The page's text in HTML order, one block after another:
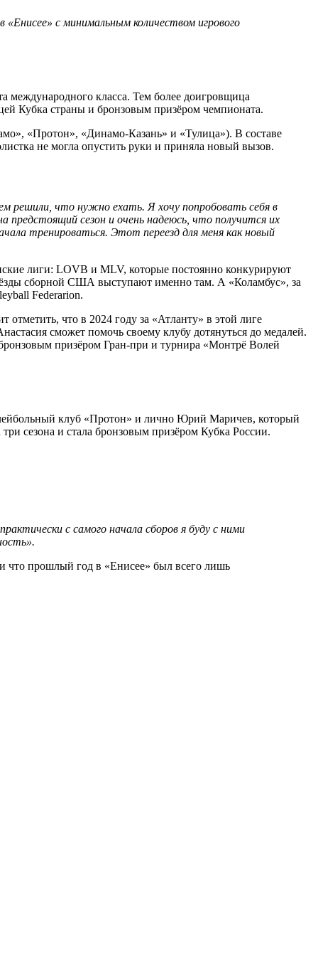
с минимальным количеством игрового
международного класса. Тем более доигровщица
Кубка страны и бронзовым призёром чемпионата.
«Протон», «Динамо-Казань» и «Тулица»). В составе
не могла опустить руки и приняла новый вызов.
решили, что нужно ехать. Я хочу попробовать себя в
предстоящий сезон и очень надеюсь, что получится их
тренироваться. Этот переезд для меня как новый
лиги: LOVB и MLV, которые постоянно конкурируют
сборной США выступают именно там. А «Коламбус», за
Federarion.
что в 2024 году за «Атланту» в этой лиге
сможет помочь своему клубу дотянуться до медалей.
призёром Гран-при и турнира «Монтрё Волей
клуб «Протон» и лично Юрий Маричев, который
сезона и стала бронзовым призёром Кубка России.
с самого начала сборов я буду с ними
что прошлый год в «Енисее» был всего лишь